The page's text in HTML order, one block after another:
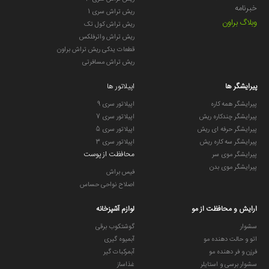
طولانی‌مدت بدون خستگی.
جنس موچین‌ها
استیل ضدزنگ
نوع اصلاح
خشک و مرطوب
ضد آب
منبع تغذیه
باتری قابل شارژ
کامل
مدت زمان
استفاده پس از
شارژ
خبرنامه
وبلاگ براون
ریش تراش سری 1
ریش تراش کول تک
ریش تراش واترفلکس
قطعات یدکی ریش تراش براون
ریش تراش مسافرتی
پیرایشگر ها
پیرایشگر همه کاره
پیرایشگر چندکاره ریش
پیرایشگر حرفه ای ریش
پیرایشگر سه کاره ریش
پیرایشگر موی سر
پیرایشگر موی بدن
اپیلاتور ها
اپیلاتور سری 9
اپیلاتور سری 7
اپیلاتور سری 5
اپیلاتور سری 3
محافظت از پوست
فیس براش
اصلاح نواحی حساس
ارایش و محافظت از مو
سشوار
اتو و حالت دهنده مو
فرزن و فر دهنده مو
سشوار برسی و استایلر
لوازم آشپزخانه
گوشتکوب برقی
آبمیوه گیری
آبمرکبات گیر
غذاساز